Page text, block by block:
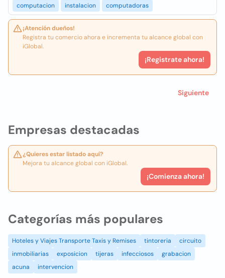
Empresas destacadas
¿Quieres estar listado aquí?
Mejora tu alcance global con iGlobal.
¡Comienza ahora!
computacion
instalacion computadoras
¡Atención dueños!
Registra tu comercio ahora e incrementa tu alcance global con
iGlobal.
¡Registrate ahora!
Siguiente
Categorías más populares
Hoteles y Viajes Transporte Taxis y Remises tintoreria
circuito
inmobiliarias
exposicion tijeras infecciosos
grabacion
acuna
intervencion